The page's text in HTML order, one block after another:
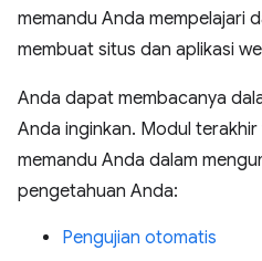
memandu Anda mempelajari
membuat situs dan aplikasi
Anda dapat membacanya
Anda inginkan. Modul
memandu Anda dalam
pengetahuan Anda:
Pengujian otomatis